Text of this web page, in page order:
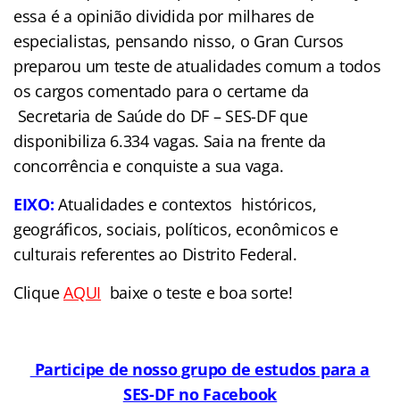
essa é a opinião dividida por milhares de
especialistas, pensando nisso, o Gran Cursos
preparou um teste de atualidades comum a todos
os cargos comentado para o certame da
Secretaria de Saúde do DF – SES-DF que
disponibiliza 6.334 vagas. Saia na frente da
concorrência e conquiste a sua vaga.
EIXO: Atualidades e contextos históricos,
geográficos, sociais, políticos, econômicos e
culturais referentes ao Distrito Federal.
CliqueAQUI baixe o teste e boa sorte!
Participe de nosso grupo de estudos para a
SES-DF no Facebook